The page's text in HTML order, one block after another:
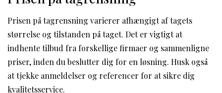
Prisen på tagrensning varierer afhængigt af tagets
størrelse og tilstanden på taget. Det er vigtigt at
indhente tilbud fra forskellige firmaer og sammenligne
priser, inden du beslutter dig for en løsning. Husk også
at tjekke anmeldelser og referencer for at sikre dig
kvalitetsservice.